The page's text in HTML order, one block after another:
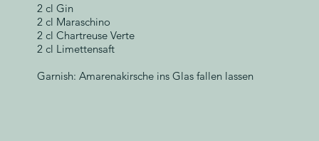
2 cl Gin
2 cl Maraschino
2 cl Chartreuse Verte
2 cl Limettensaft
Garnish: Amarenakirsche ins Glas fallen lassen